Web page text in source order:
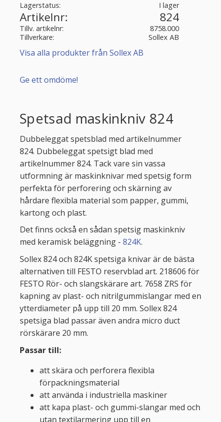
Lagerstatus I lager
Artikelnr 824
Tillv. artikelnr
8758.000
Tillverkare
Sollex AB
Visa alla produkter från Sollex AB
Ge ett omdöme!
Spetsad maskinkniv 824
Dubbeleggat spetsblad med artikelnummer
824. Dubbeleggat spetsigt blad med
artikelnummer 824. Tack vare sin vassa
utformning är maskinknivar med spetsig form
perfekta för perforering och skärning av
hårdare flexibla material som papper, gummi,
kartong och plast.
Det finns också en sådan spetsig maskinkniv
med keramisk beläggning - 824K.
Sollex 824 och 824K spetsiga knivar är de bästa
alternativen till FESTO reservblad art. 218606 för
FESTO Rör- och slangskärare art. 7658 ZRS för
kapning av plast- och nitrilgummislangar med en
ytterdiameter på upp till 20 mm. Sollex 824
spetsiga blad passar även andra micro duct
rörskärare 20 mm.
Passar till:
att skära och perforera flexibla
förpackningsmaterial
att använda i industriella maskiner
att kapa plast- och gummi-slangar med och
utan textilarmering upp till en